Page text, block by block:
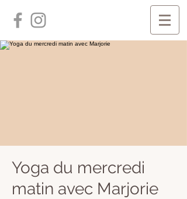
Yoga du mercredi
matin avec Marjorie